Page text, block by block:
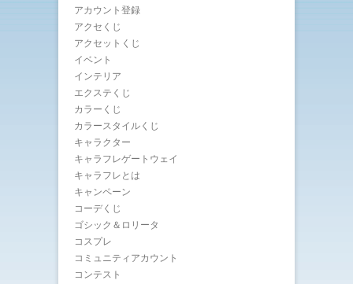
アカウント登録
アクセくじ
アクセットくじ
イベント
インテリア
エクステくじ
カラーくじ
カラースタイルくじ
キャラクター
キャラフレゲートウェイ
キャラフレとは
キャンペーン
コーデくじ
ゴシック＆ロリータ
コスプレ
コミュニティアカウント
コンテスト